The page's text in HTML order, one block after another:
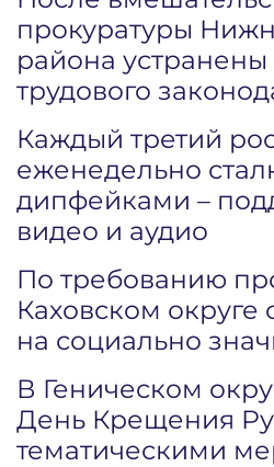
прокуратуры
района
трудового
Каждый третий
еженедельно
дипфейками –
видео и аудио
По требованию
Каховском
на социально
В Геническом
День Крещения
тематическими